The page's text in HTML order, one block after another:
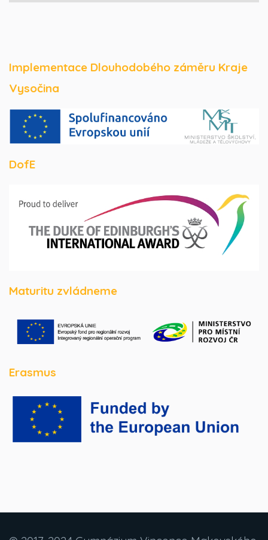
Implementace Dlouhodobého záměru Kraje
Vysočina
DofE
Maturitu zvládneme
Erasmus